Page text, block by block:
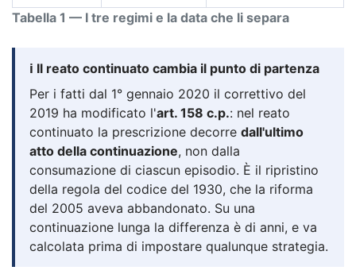
Tabella 1 — I tre regimi e la data che li separa
ℹ️ Il reato continuato cambia il punto di partenza
Per i fatti dal 1° gennaio 2020 il correttivo del
2019 ha modificato l'art. 158 c.p.: nel reato
continuato la prescrizione decorre dall'ultimo
atto della continuazione, non dalla
consumazione di ciascun episodio. È il ripristino
della regola del codice del 1930, che la riforma
del 2005 aveva abbandonato. Su una
continuazione lunga la differenza è di anni, e va
calcolata prima di impostare qualunque strategia.